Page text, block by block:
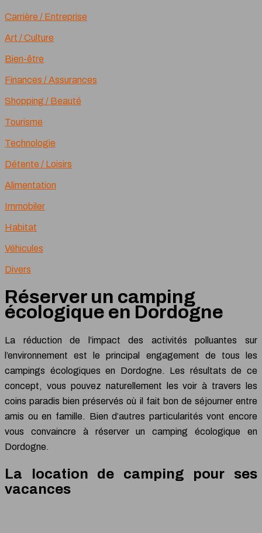
Carrière / Entreprise
Art / Culture
Bien-être
Finances / Assurances
Shopping / Beauté
Tourisme
Technologie
Détente / Loisirs
Alimentation
Immobiler
Habitat
Véhicules
Divers
Réserver un camping
écologique en Dordogne
La réduction de l’impact des activités polluantes sur
l’environnement est le principal engagement de tous les
campings écologiques en Dordogne. Les résultats de ce
concept, vous pouvez naturellement les voir à travers les
coins paradis bien préservés où il fait bon de séjourner entre
amis ou en famille. Bien d’autres particularités vont encore
vous convaincre à réserver un camping écologique en
Dordogne.
La location de camping pour ses
vacances